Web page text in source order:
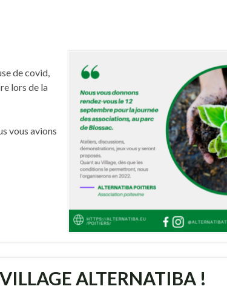
de covid,
lors de la
vous avions
ALTERNATIBA !